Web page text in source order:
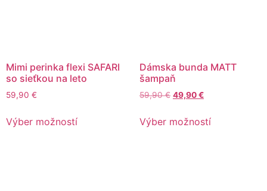
Mimi perinka flexi SAFARI
so sieťkou na leto
59,90 €
Výber možností
Dámska bunda MATT
šampaň
59,90€ 49,90€
Výber možností